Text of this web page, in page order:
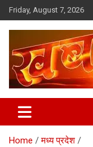
Skip
to
content
Friday, August 7, 2026
Khabar
Home
मध्य प्रदेश